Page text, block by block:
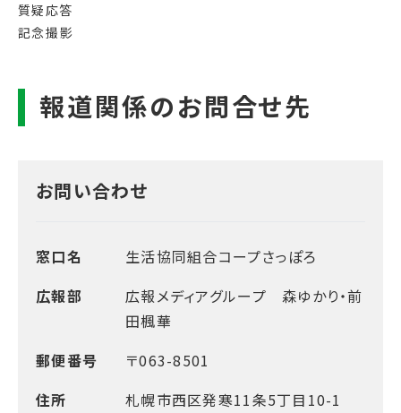
質疑応答
記念撮影
お問い合わせ
窓口名
生活協同組合コープさっぽろ
広報部
広報メディアグループ 森ゆかり・前
田楓華
郵便番号
〒063-8501
住所
札幌市西区発寒11条5丁目10-1